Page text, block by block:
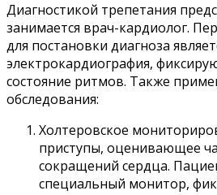
Диагностикой трепетания
занимается врач-кардиолог.
для постановки диагноза
электрокардиография,
состояние ритмов. Также
обследования:
Холтеровское
приступы, оценивающее
сокращений сердца.
специальный монитор,